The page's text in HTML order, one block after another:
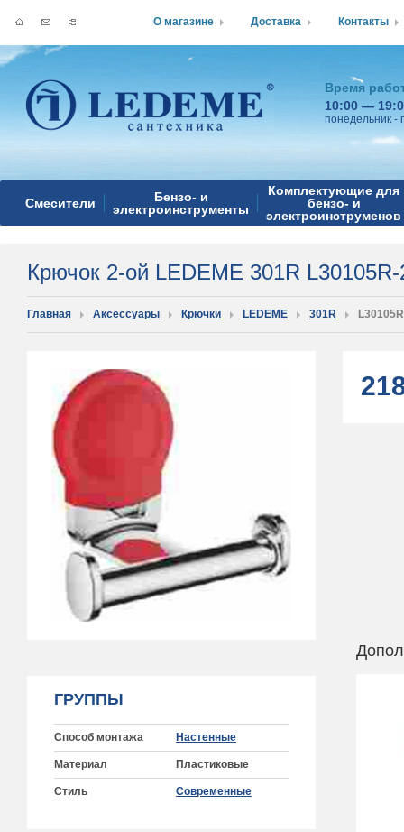
Время
10:00 —
понедельник -
Смесители
Бензо- и
электроинструменты
Комплектующие для
бензо- и
электроинструменов
Крючок 2-ой LEDEME 301R L30105R-
Главная Аксессуары Крючки LEDEME 301R
ГРУППЫ
Способ монтажа Настенные
Материал Пластиковые
Стиль Современные
О магазине Доставка Контакты